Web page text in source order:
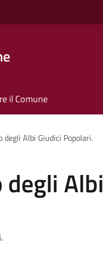
il Comune
degli Albi Giudici Popolari.